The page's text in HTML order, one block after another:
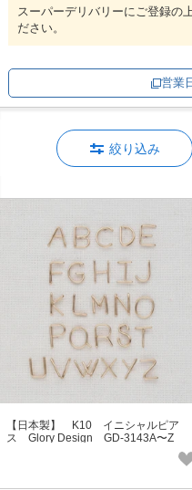
スーパーデリバリーにご登録の
ださい。
営業
絞り込み
【日本製】 K10 イニシャルピア
ス Glory Design GD-3143A〜Z